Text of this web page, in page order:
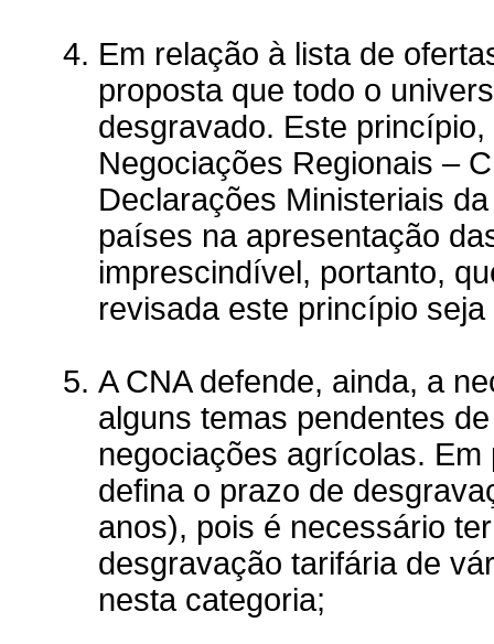
Em relação à lista de
proposta que todo o
desgravado. Este
Negociações Regionais –
Declarações Ministeriais
países na apresentação
imprescindível, portanto,
revisada este princípio
A CNA defende, ainda, a
alguns temas pendentes
negociações agrícolas.
defina o prazo de
anos), pois é necessário
desgravação tarifária de
nesta categoria;